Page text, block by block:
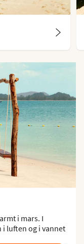
i mars. I
luften og i vannet